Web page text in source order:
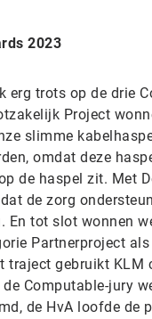
2023
erg trots op de drie
Project
slimme
omdat deze
de haspel zit. Met
de zorg
En tot slot wonnen
Partnerproject
traject gebruikt KLM
Computable-jury
de HvA loofde de